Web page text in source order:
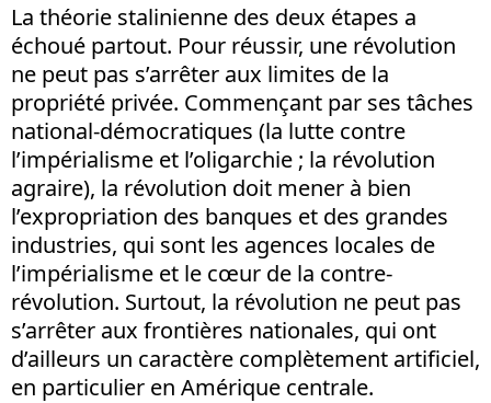
La théorie stalinienne des deux étapes a
échoué partout. Pour réussir, une révolution
ne peut pas s’arrêter aux limites de la
propriété privée. Commençant par ses tâches
national-démocratiques (la lutte contre
l’impérialisme et l’oligarchie ; la révolution
agraire), la révolution doit mener à bien
l’expropriation des banques et des grandes
industries, qui sont les agences locales de
l’impérialisme et le cœur de la contre-
révolution. Surtout, la révolution ne peut pas
s’arrêter aux frontières nationales, qui ont
d’ailleurs un caractère complètement artificiel,
en particulier en Amérique centrale.